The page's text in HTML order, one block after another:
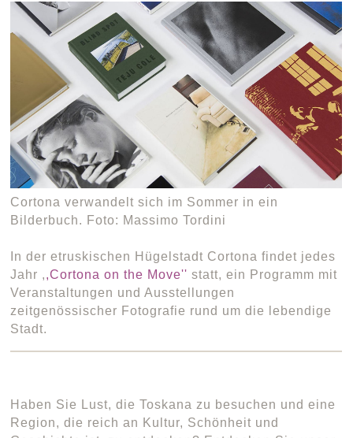
Cortona verwandelt sich im Sommer in ein
Bilderbuch. Foto: Massimo Tordini
In der etruskischen Hügelstadt Cortona findet jedes
Jahr ,,Cortona on the Move''statt, ein Programm mit
Veranstaltungen und Ausstellungen
zeitgenössischer Fotografie rund um die lebendige
Stadt.
Haben Sie Lust, die Toskana zu besuchen und eine
Region, die reich an Kultur, Schönheit und